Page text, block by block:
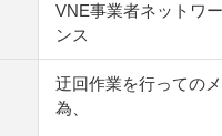
VNE事業者ネットワ
ンス
迂回作業を行っての
為、